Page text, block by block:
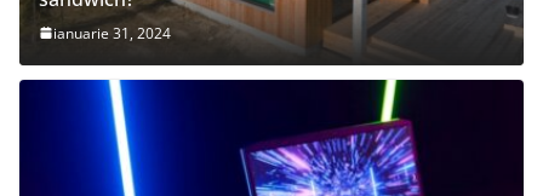
ianuarie 31, 2024